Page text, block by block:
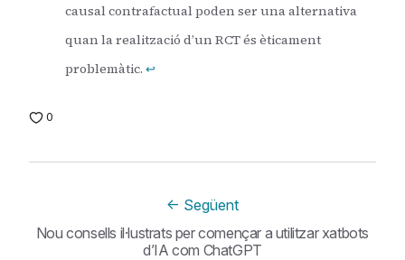
causal contrafactual poden ser una alternativa
quan la realització d’un RCT és èticament
problemàtic. ↩
0
← Següent
Nou consells il·lustrats per començar a utilitzar xatbots
d’IA com ChatGPT